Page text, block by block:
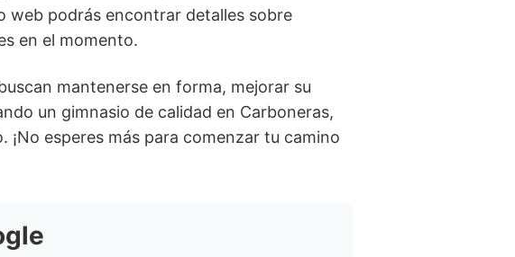
web podrás encontrar detalles sobre
en el momento.
mantenerse en forma, mejorar su
un gimnasio de calidad en Carboneras,
esperes más para comenzar tu camino